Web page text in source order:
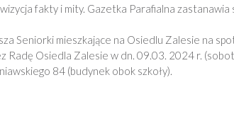
fakty i mity. Gazetka Parafialna zastanawia
Seniorki mieszkające na Osiedlu Zalesie na
Radę Osiedla Zalesie w dn. 09.03. 2024 r.
84 (budynek obok szkoły).